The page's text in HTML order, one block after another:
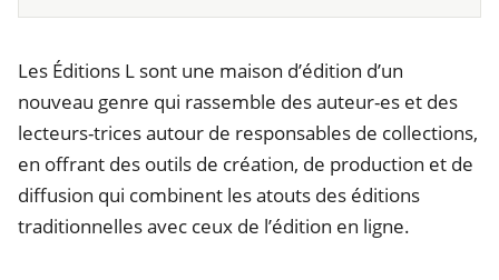
Les Éditions L sont une maison d’édition d’un
nouveau genre qui rassemble des auteur-es et des
lecteurs-trices autour de responsables de collections,
en offrant des outils de création, de production et de
diffusion qui combinent les atouts des éditions
traditionnelles avec ceux de l’édition en ligne.